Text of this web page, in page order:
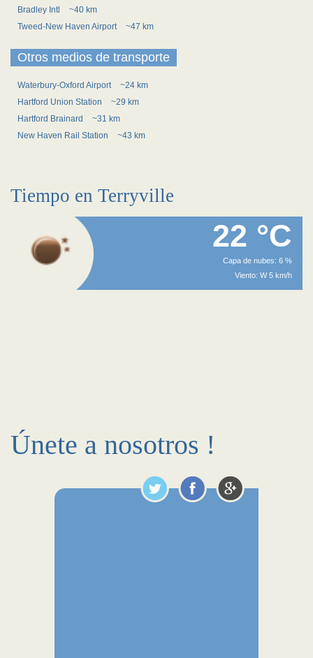
Bradley Intl
~40 km
Tweed-New Haven Airport
~47 km
Otros medios de transporte
Waterbury-Oxford Airport
~24 km
Hartford Union Station
~29 km
Hartford Brainard
~31 km
New Haven Rail Station
~43 km
Tiempo en Terryville
22 °C
Capa de nubes: 6 %
Viento: W 5 km/h
Únete a nosotros !